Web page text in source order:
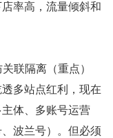
率高，流量倾斜和
联隔离（重点）
多站点红利，现在
体、多账号运营
、波兰号）。但必须